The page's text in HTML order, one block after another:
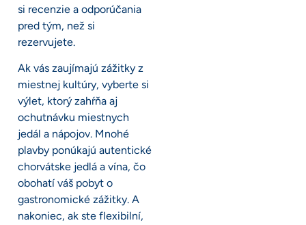
si recenzie a odporúčania
pred tým, než si
rezervujete.
Ak vás zaujímajú zážitky z
miestnej kultúry, vyberte si
výlet, ktorý zahŕňa aj
ochutnávku miestnych
jedál a nápojov. Mnohé
plavby ponúkajú autentické
chorvátske jedlá a vína, čo
obohatí váš pobyt o
gastronomické zážitky. A
nakoniec, ak ste flexibilní,